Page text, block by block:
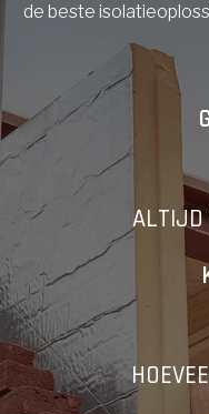
de beste
ALTIJD